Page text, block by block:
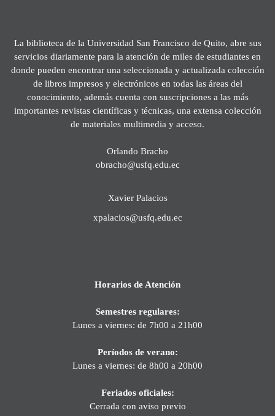
La biblioteca de la Universidad San Francisco de Quito, abre sus
servicios diariamente para la atención de miles de estudiantes en
donde pueden encontrar una seleccionada y actualizada colección
de libros impresos y electrónicos en todas las áreas del
conocimiento, además cuenta con suscripciones a las más
importantes revistas científicas y técnicas, una extensa colección
de materiales multimedia y acceso.
Orlando Bracho
obracho@usfq.edu.ec
Xavier Palacios
xpalacios@usfq.edu.ec
Horarios de Atención
Semestres regulares:
Lunes a viernes: de 7h00 a 21h00
Períodos de verano:
Lunes a viernes: de 8h00 a 20h00
Feriados oficiales:
Cerrada con aviso previo